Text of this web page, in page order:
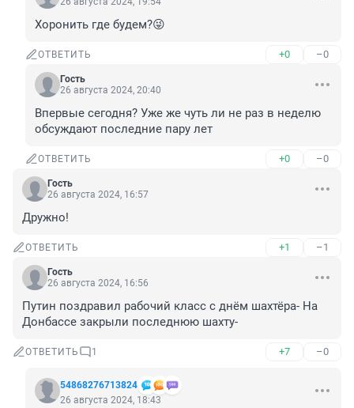
Хоронить где будем?😜
ОТВЕТИТЬ +0 –0
Гость
26 августа 2024, 20:40
Впервые сегодня? Уже же чуть ли не раз в неделю
обсуждают последние пару лет
ОТВЕТИТЬ +0 –0
Гость
26 августа 2024, 16:57
Дружно!
ОТВЕТИТЬ +1 –1
Гость
26 августа 2024, 16:56
Путин поздравил рабочий класс с днём шахтёра- На
Донбассе закрыли последнюю шахту-
ОТВЕТИТЬ 1 +7 –0
54868276713824
26 августа 2024, 18:43